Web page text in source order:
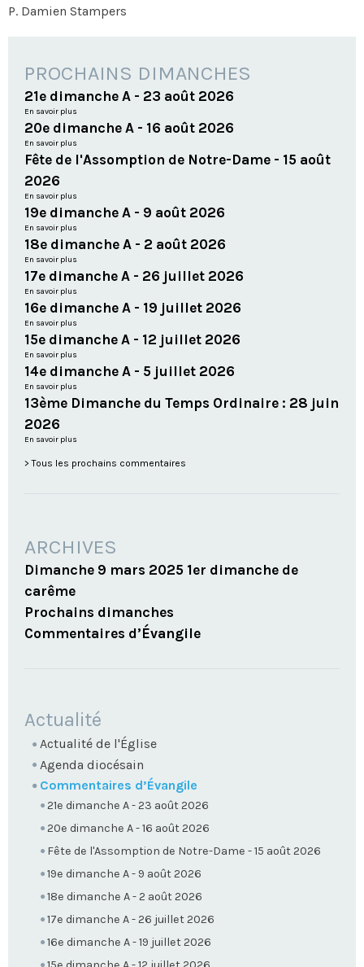
P. Damien Stampers
PROCHAINS DIMANCHES
21e dimanche A - 23 août 2026
En savoir plus
20e dimanche A - 16 août 2026
En savoir plus
Fête de l'Assomption de Notre-Dame - 15 août
2026
En savoir plus
19e dimanche A - 9 août 2026
En savoir plus
18e dimanche A - 2 août 2026
En savoir plus
17e dimanche A - 26 juillet 2026
En savoir plus
16e dimanche A - 19 juillet 2026
En savoir plus
15e dimanche A - 12 juillet 2026
En savoir plus
14e dimanche A - 5 juillet 2026
En savoir plus
13ème Dimanche du Temps Ordinaire : 28 juin
2026
En savoir plus
Tous les prochains commentaires
ARCHIVES
Dimanche 9 mars 2025 1er dimanche de
carême
Prochains dimanches
Commentaires d’Évangile
NAVIGATION
Actualité
Actualité de l'Église
Agenda diocésain
Commentaires d’Évangile
21e dimanche A - 23 août 2026
20e dimanche A - 16 août 2026
Fête de l'Assomption de Notre-Dame - 15 août 2026
19e dimanche A - 9 août 2026
18e dimanche A - 2 août 2026
17e dimanche A - 26 juillet 2026
16e dimanche A - 19 juillet 2026